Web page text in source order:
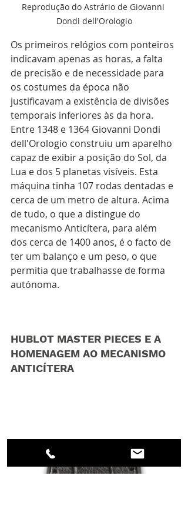
Reprodução do Astrário de Giovanni
Dondi dell'Orologio
Os primeiros relógios com ponteiros
indicavam apenas as horas, a falta
de precisão e de necessidade para
os costumes da época não
justificavam a existência de divisões
temporais inferiores às da hora.
Entre 1348 e 1364 Giovanni Dondi
dell'Orologio construiu um aparelho
capaz de exibir a posição do Sol, da
Lua e dos 5 planetas visíveis. Esta
máquina tinha 107 rodas dentadas e
cerca de um metro de altura. Acima
de tudo, o que a distingue do
mecanismo Anticítera, para além
dos cerca de 1400 anos, é o facto de
ter um balanço e um peso, o que
permitia que trabalhasse de forma
autónoma.
HUBLOT MASTER PIECES E A
HOMENAGEM AO MECANISMO
ANTICÍTERA